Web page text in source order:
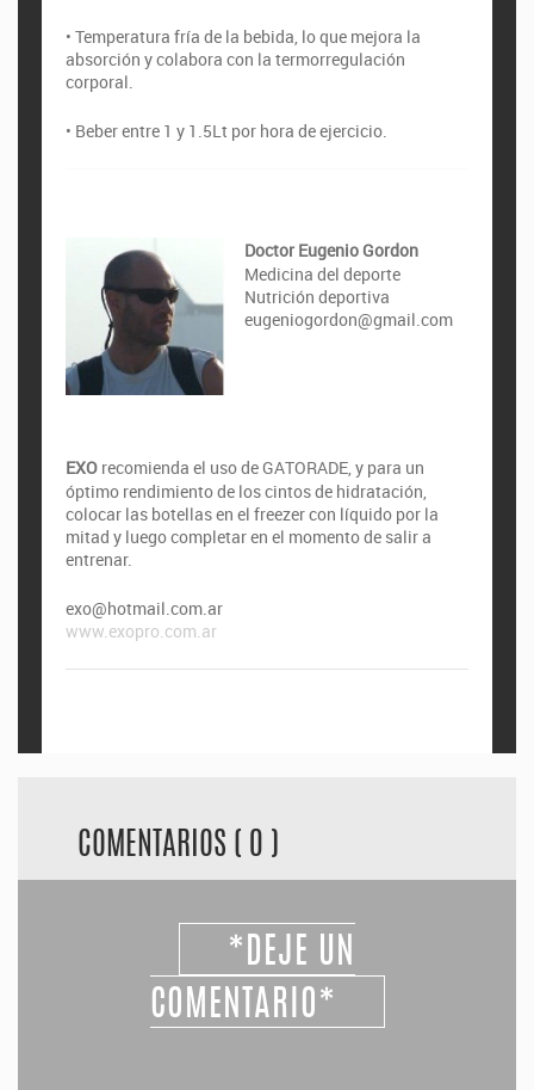
• Temperatura fría de la bebida, lo que mejora la
absorción y colabora con la termorregulación
corporal.
• Beber entre 1 y 1.5Lt por hora de ejercicio.
Doctor Eugenio Gordon
Medicina del deporte
Nutrición deportiva
eugeniogordon@gmail.com
EXO recomienda el uso de GATORADE, y para un
óptimo rendimiento de los cintos de hidratación,
colocar las botellas en el freezer con líquido por la
mitad y luego completar en el momento de salir a
entrenar.
exo@hotmail.com.ar
www.exopro.com.ar
COMENTARIOS ( 0 )
*DEJE UN
COMENTARIO*